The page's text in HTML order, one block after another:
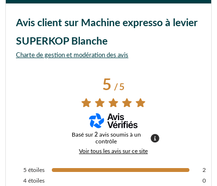
Avis client sur Machine expresso à levier
SUPERKOP Blanche
Charte de gestion et modération des avis
5/ 5
Basé sur2 avis soumis à un
contrôle
Voir tous les avis sur ce site
5 étoiles
2
4 étoiles
0